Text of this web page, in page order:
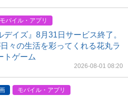
モバイル・アプリ
デイズ』8月31日サービス終了。
々の生活を彩ってくれる花丸ラ
トゲーム
2026-08-01 08:20
モバイル・アプリ